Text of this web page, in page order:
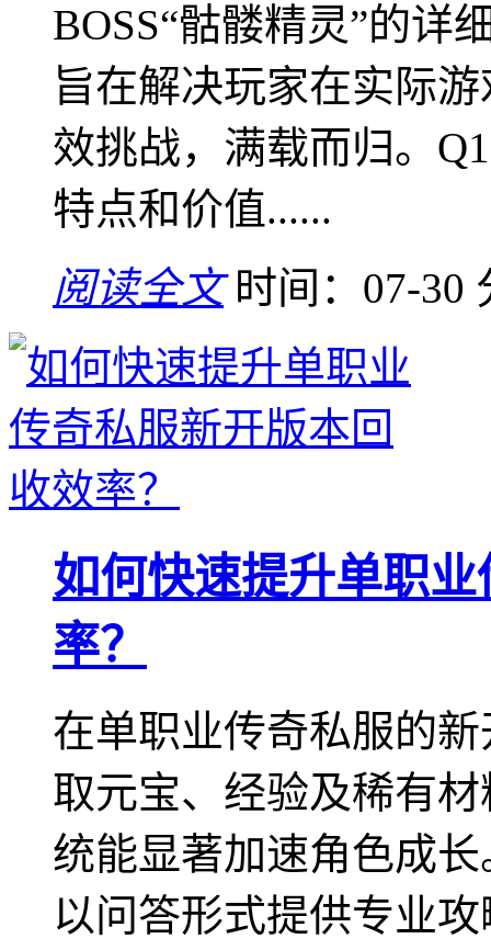
BOSS“骷髅精灵”的详
旨在解决玩家在实际
效挑战，满载而归。
特点和价值......
阅读全文 时间：07-30
如何快速提升单职
率？
在单职业传奇私服的
取元宝、经验及稀有
统能显著加速角色成
以问答形式提供专业